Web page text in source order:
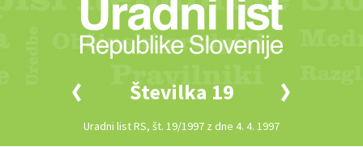
Številka 19
Uradni list RS, št. 19/1997 z dne 4. 4. 1997